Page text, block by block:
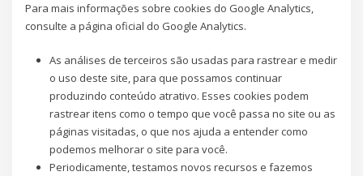
Para mais informações sobre cookies do Google Analytics,
consulte a página oficial do Google Analytics.
As análises de terceiros são usadas para rastrear e medir
o uso deste site, para que possamos continuar
produzindo conteúdo atrativo. Esses cookies podem
rastrear itens como o tempo que você passa no site ou as
páginas visitadas, o que nos ajuda a entender como
podemos melhorar o site para você.
Periodicamente, testamos novos recursos e fazemos